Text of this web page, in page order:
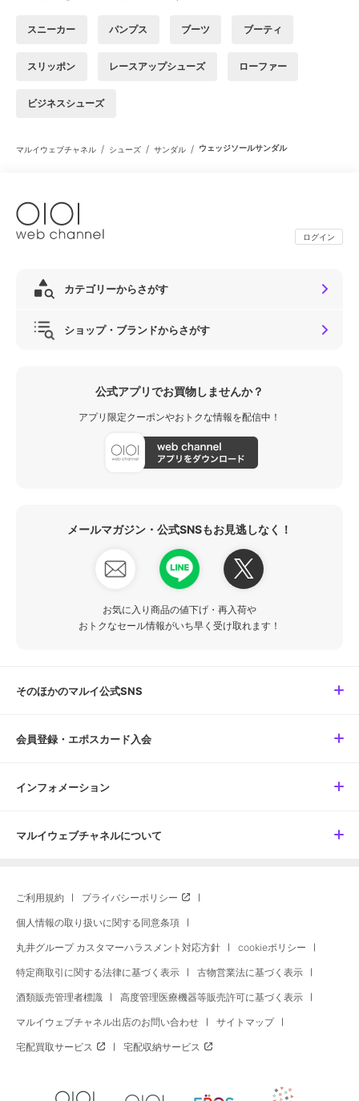
スニーカー パンプス ブーツ ブーティ
スリッポン レースアップシューズ ローファー
ビジネスシューズ
マルイウェブチャネル / シューズ / サンダル / ウェッジソールサンダル
ログイン
カテゴリーからさがす
ショップ・ブランドからさがす
公式アプリでお買物しませんか？
アプリ限定クーポンやおトクな情報を配信中！
メールマガジン・公式SNSもお見逃しなく！
お気に入り商品の値下げ・再入荷や
おトクなセール情報がいち早く受け取れます！
そのほかのマルイ公式SNS
会員登録・エポスカード入会
インフォメーション
マルイウェブチャネルについて
ご利用規約 プライバシーポリシー
個人情報の取り扱いに関する同意条項
丸井グループ カスタマーハラスメント対応方針 cookieポリシー
特定商取引に関する法律に基づく表示 古物営業法に基づく表示
酒類販売管理者標識 高度管理医療機器等販売許可に基づく表示
マルイウェブチャネル出店のお問い合わせ サイトマップ
宅配買取サービス 宅配収納サービス